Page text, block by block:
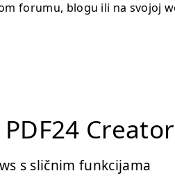
forumu, blogu ili na svojoj
Creator
s sličnim funkcijama